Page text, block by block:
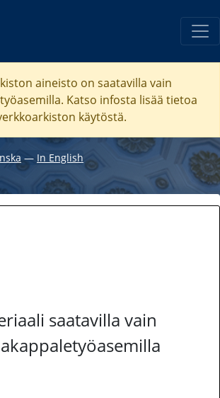
aineisto on saatavilla vain
Katso infosta lisää tietoa
käytöstä.
― In English
saatavilla vain